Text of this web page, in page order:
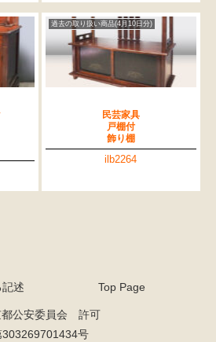
過去の取り扱い商品(4月10日分)
民芸家具
戸棚付
飾り棚
ilb2264
述 Top Page
都公安委員会 許可
303269701434号